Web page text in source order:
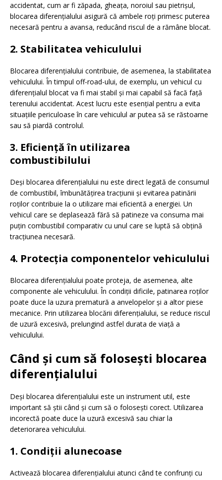
accidentat, cum ar fi zăpada, gheața, noroiul sau pietrișul,
blocarea diferențialului asigură că ambele roți primesc puterea
necesară pentru a avansa, reducând riscul de a rămâne blocat.
2. Stabilitatea vehiculului
Blocarea diferențialului contribuie, de asemenea, la stabilitatea
vehiculului. În timpul off-road-ului, de exemplu, un vehicul cu
diferențialul blocat va fi mai stabil și mai capabil să facă față
terenului accidentat. Acest lucru este esențial pentru a evita
situațiile periculoase în care vehiculul ar putea să se răstoarne
sau să piardă controlul.
3. Eficiență în utilizarea
combustibilului
Deși blocarea diferențialului nu este direct legată de consumul
de combustibil, îmbunătățirea tracțiunii și evitarea patinării
roților contribuie la o utilizare mai eficientă a energiei. Un
vehicul care se deplasează fără să patineze va consuma mai
puțin combustibil comparativ cu unul care se luptă să obțină
tracțiunea necesară.
4. Protecția componentelor vehiculului
Blocarea diferențialului poate proteja, de asemenea, alte
componente ale vehiculului. În condiții dificile, patinarea roților
poate duce la uzura prematură a anvelopelor și a altor piese
mecanice. Prin utilizarea blocării diferențialului, se reduce riscul
de uzură excesivă, prelungind astfel durata de viață a
vehiculului.
Când și cum să folosești blocarea
diferențialului
Deși blocarea diferențialului este un instrument util, este
important să știi când și cum să o folosești corect. Utilizarea
incorectă poate duce la uzură excesivă sau chiar la
deteriorarea vehiculului.
1. Condiții alunecoase
Activează blocarea diferențialului atunci când te confrunți cu